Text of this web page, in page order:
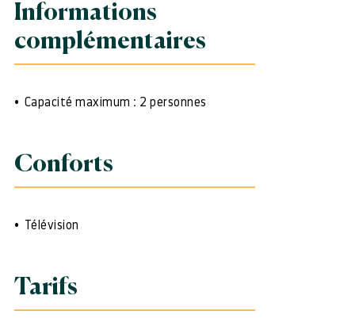
Informations
complémentaires
Capacité maximum : 2 personnes
Conforts
Télévision
Tarifs